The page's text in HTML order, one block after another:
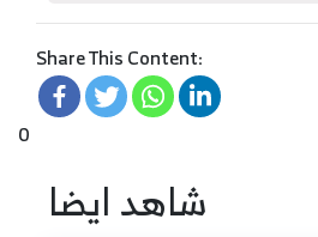
Share This Content:
0
شاهد ايضا